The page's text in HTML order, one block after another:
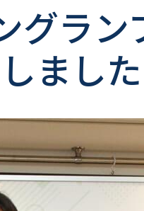
ラン
ました